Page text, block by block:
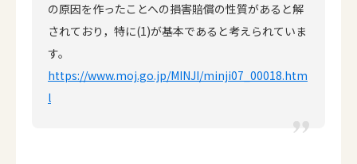
の原因を作ったことへの損害賠償の性質があると解
されており，特に(1)が基本であると考えられていま
す。
https://www.moj.go.jp/MINJI/minji07_00018.htm
l